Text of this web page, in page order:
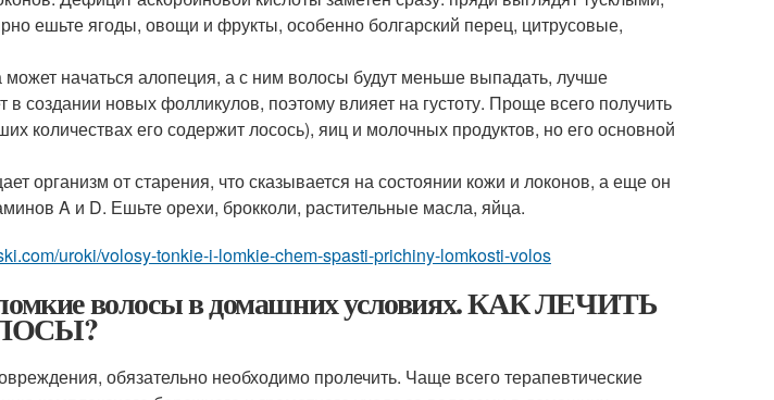
ешьте ягоды, овощи и фрукты, особенно болгарский перец, цитрусовые,
может начаться алопеция, а с ним волосы будут меньше выпадать, лучше
в создании новых фолликулов, поэтому влияет на густоту. Проще всего получить
количествах его содержит лосось), яиц и молочных продуктов, но его основной
организм от старения, что сказывается на состоянии кожи и локонов, а еще он
A и D. Ешьте орехи, брокколи, растительные масла, яйца.
uroki/volosy-tonkie-i-lomkie-chem-spasti-prichiny-lomkosti-volos
волосы в домашних условиях. КАК ЛЕЧИТЬ
обязательно необходимо пролечить. Чаще всего терапевтические